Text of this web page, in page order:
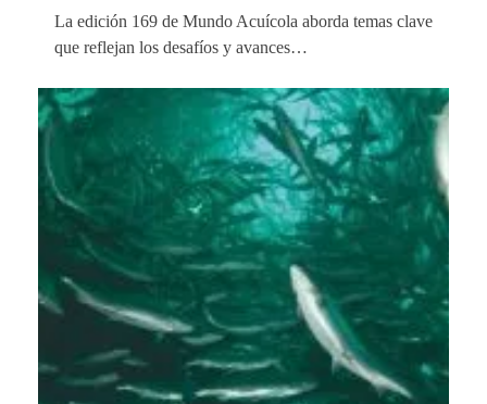
La edición 169 de Mundo Acuícola aborda temas clave
que reflejan los desafíos y avances…